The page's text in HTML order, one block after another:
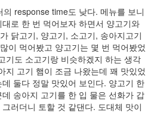
response time도 낮다. 메뉴를 보니
로 한 번 먹어보자 하면서 양고기와
닭고기, 양고기, 소고기, 송아지고기
이 먹어봤고 양고기는 몇 번 먹어봤었
기도 소고기랑 비슷하겠지 하는 생각
지 고기 햄이 조금 나왔는데 꽤 맛있었
둘다 정말 맛있어 보인다. 양고기 한
송아지 고기를 한 입 물은 선화가 갑
러더니 토할 것 같댄다. 도대체 맛이